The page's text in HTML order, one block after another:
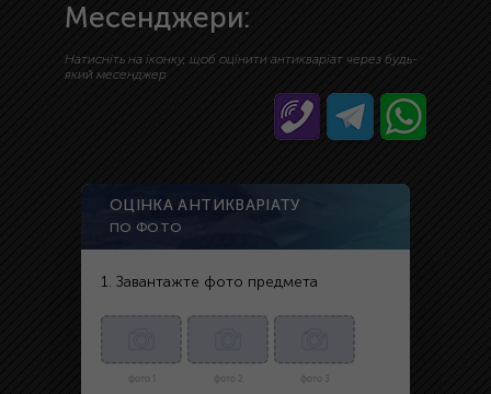
Месенджери:
Натисніть на іконку, щоб оцінити антикваріат через будь-
який месенджер
ОЦІНКА АНТИКВАРІАТУ
ПО ФОТО
1. Завантажте фото предмета
фото 1 фото 2 фото 3